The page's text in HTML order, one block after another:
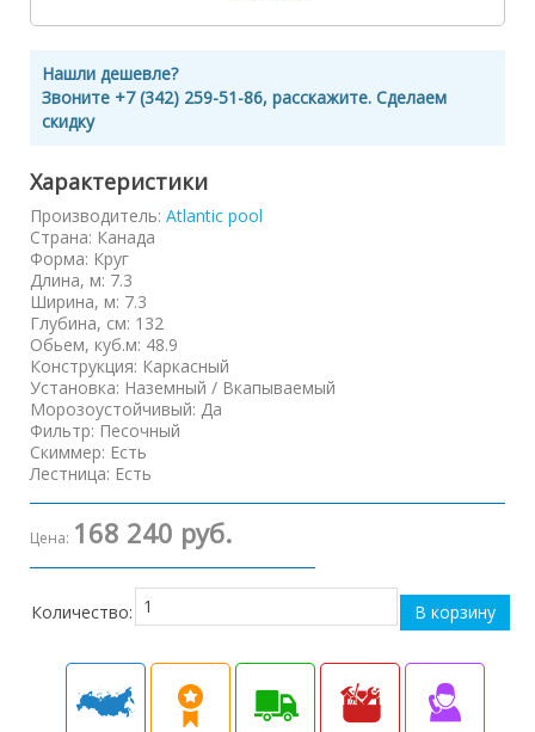
Нашли дешевле?
Звоните +7 (342) 259-51-86, расскажите. Сделаем
скидку
Характеристики
Производитель: Atlantic pool
Страна: Канада
Форма: Круг
Длина, м: 7.3
Ширина, м: 7.3
Глубина, см: 132
Обьем, куб.м: 48.9
Конструкция: Каркасный
Установка: Наземный / Вкапываемый
Морозоустойчивый: Да
Фильтр: Песочный
Скиммер: Есть
Лестница: Есть
Цена: 168 240 руб.
Количество: